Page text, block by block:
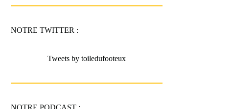
NOTRE TWITTER :
Tweets by toiledufooteux
NOTRE PODCAST :